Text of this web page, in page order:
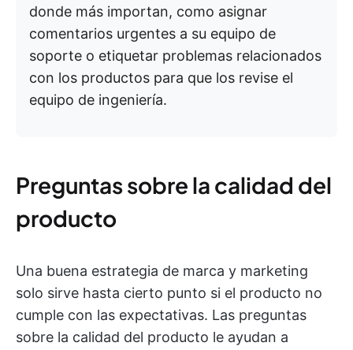
donde más importan, como asignar
comentarios urgentes a su equipo de
soporte o etiquetar problemas relacionados
con los productos para que los revise el
equipo de ingeniería.
Preguntas sobre la calidad del
producto
Una buena estrategia de marca y marketing
solo sirve hasta cierto punto si el producto no
cumple con las expectativas. Las preguntas
sobre la calidad del producto le ayudan a